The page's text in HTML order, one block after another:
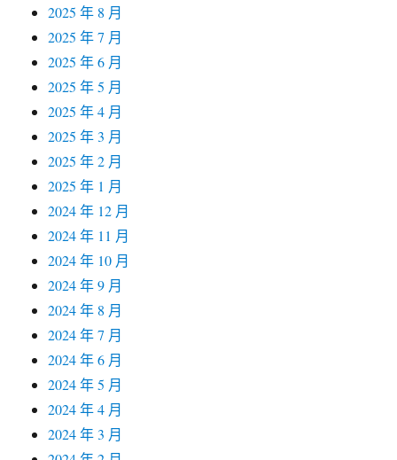
2025 年 8 月
2025 年 7 月
2025 年 6 月
2025 年 5 月
2025 年 4 月
2025 年 3 月
2025 年 2 月
2025 年 1 月
2024 年 12 月
2024 年 11 月
2024 年 10 月
2024 年 9 月
2024 年 8 月
2024 年 7 月
2024 年 6 月
2024 年 5 月
2024 年 4 月
2024 年 3 月